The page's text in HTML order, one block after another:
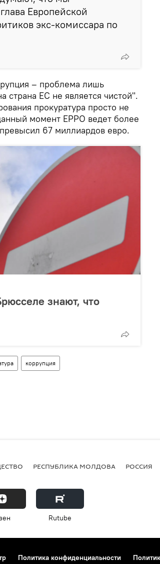
Европейской
экс-комиссара по
– проблема лишь
страна ЕС не является чистой".
прокуратура просто не
момент EPPO ведет более
67 миллиардов евро.
знают, что
коррупция
РЕСПУБЛИКА МОЛДОВА РОССИЯ
Rutube
Политика конфиденциальности